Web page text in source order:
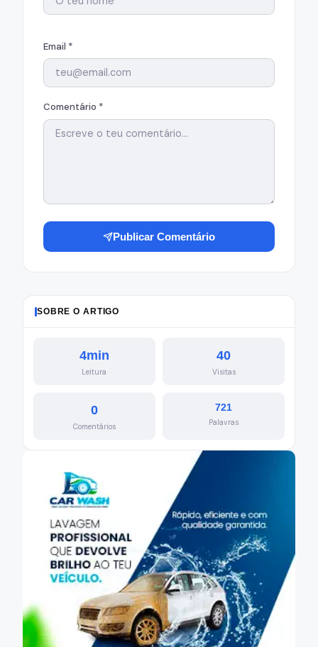
Email *
Comentário *
Publicar Comentário
SOBRE O ARTIGO
4min
Leitura
40
Visitas
0
Comentários
721
Palavras